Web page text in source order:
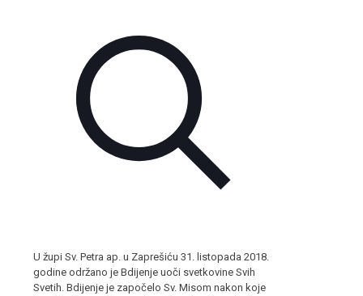
U župi Sv. Petra ap. u Zaprešiću 31. listopada 2018.
godine održano je Bdijenje uoči svetkovine Svih
Svetih. Bdijenje je započelo Sv. Misom nakon koje